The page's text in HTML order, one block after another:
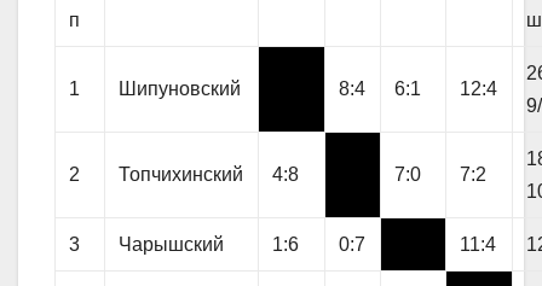
п
1 Шипуновский 8:4 6:1 12:4
2 Топчихинский 4:8 7:0 7:2
3 Чарышский 1:6 0:7 11:4